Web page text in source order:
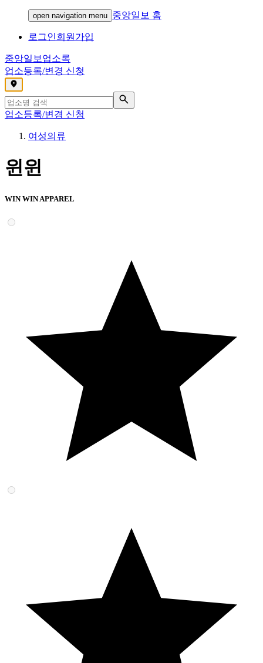
open navigation menu 중앙일보 홈
로그인회원가입
중앙일보 업소록
업소등록/변경 신청
,
업소등록/변경 신청
여성의류
윈윈
WIN WIN APPAREL